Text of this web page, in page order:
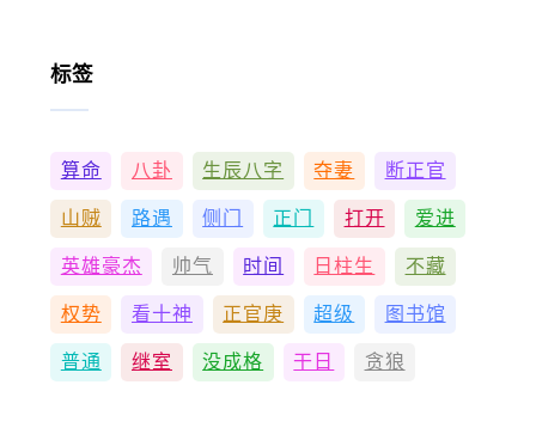
标签
算命 八卦 生辰八字 夺妻 断正官
山贼 路遇 侧门 正门 打开 爱进
英雄豪杰 帅气 时间 日柱生 不藏
权势 看十神 正官庚 超级 图书馆
普通 继室 没成格 干日 贪狼